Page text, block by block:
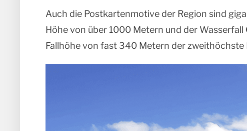
Auch die Postkartenmotive der Region sind
Höhe von über 1000 Metern und der
Fallhöhe von fast 340 Metern der zweithöchste